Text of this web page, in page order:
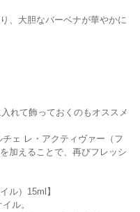
、大胆なバーベナが華やかに
れて飾っておくのもオススメ
ェ レ・アクティヴァー（フ
加えることで、再びフレッシ
ル）15ml】
ル。